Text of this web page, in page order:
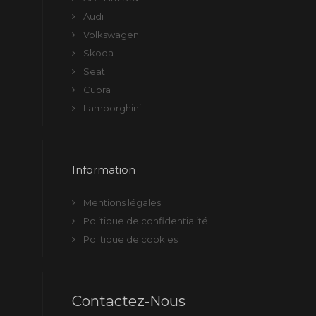
Audi
Volkswagen
Skoda
Seat
Cupra
Lamborghini
Information
Mentions légales
Politique de confidentialité
Politique de cookies
Contactez-Nous